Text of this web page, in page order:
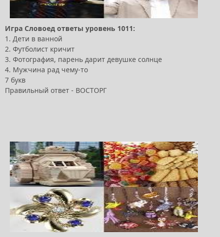
Игра Словоед ответы уровень 1011:
1. Дети в ванной
2. Футболист кричит
3. Фотография, парень дарит девушке солнце
4. Мужчина рад чему-то
7 букв
Правильный ответ - ВОСТОРГ